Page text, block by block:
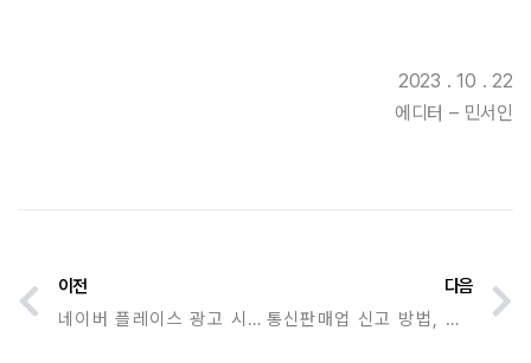
2023 . 10 . 22
에디터 – 민서인
이전
네이버 플레이스 광고 시작하기 전 알아야 할 3가지 원칙
다음
통신판매업 신고 방법, 신고번호, 신고증 발급(재발급) 가이드